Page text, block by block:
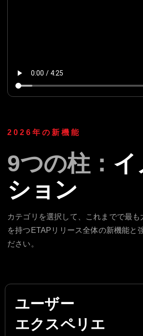
2026年の新機能
9つの柱： イ
ション
カテゴリを選択して、これまでで最も
を持つETAPリリース全体の新機能と
ださい。
ユーザー
エクスペリエ